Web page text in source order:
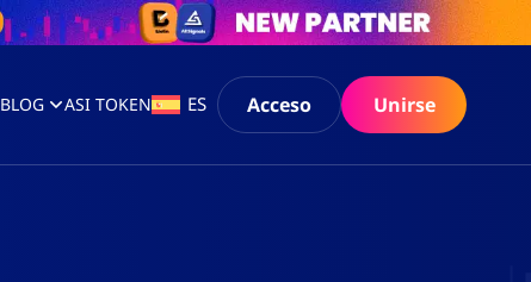
BLOG ASI TOKEN ES Acceso Unirse